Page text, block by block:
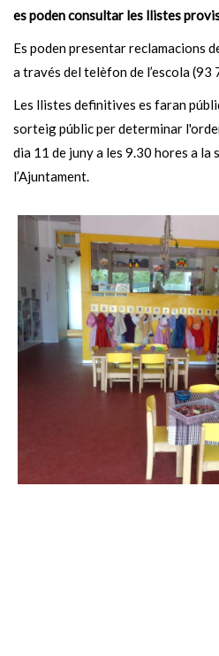
es poden consultar les llistes
Es poden presentar reclamacions
a través del telèfon de l’escola (93
Les llistes definitives es faran
sorteig públic per determinar
dia 11 de juny a les 9.30 hores a la
l’Ajuntament.